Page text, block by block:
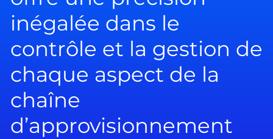
inégalée dans le
contrôle et la gestion de
chaque aspect de la
chaîne
d’approvisionnement